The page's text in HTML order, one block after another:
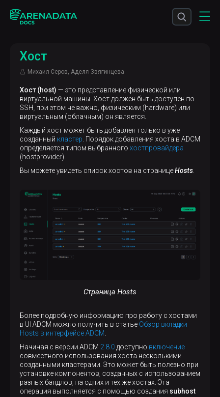
Хост
Михаил Серов, Аделя Звягинцева
Хост (host) — это представление физической или
виртуальной машины. Хост должен быть доступен по
SSH, при этом не важно, физическим (hardware) или
виртуальным (облачным) он является.
Каждый хост может быть добавлен только в уже
созданный кластер . Порядок добавления хоста в ADCM
определяется типом выбранного хостпровайдера
(hostprovider).
Вы можете увидеть список хостов на страницеHosts
Страница Hosts
Более подробную информацию про работу с хостами
в UI ADCM можно получить в статье Обзор вкладки
Hosts в интерфейсе ADCM.
Начиная с версии ADCM 2.8.0 доступно включение
совместного использования хоста несколькими
созданными кластерами. Это может быть полезно при
установке компонентов, созданных с использованием
разных бандлов, на одних и тех же хостах. Эта
операция выполняется с помощью создания subhost